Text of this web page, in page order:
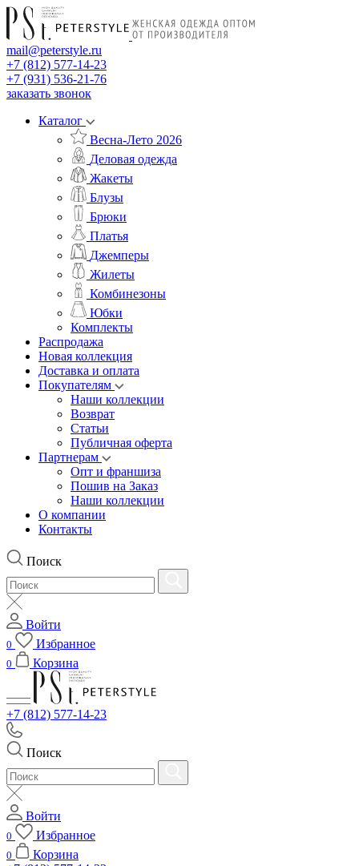
mail@peterstyle.ru
+7 (812) 577-14-23
+7 (931) 536-21-76
заказать звонок
Каталог
Весна-Лето 2026
Деловая одежда
Жакеты
Блузы
Брюки
Платья
Джемперы
Жилеты
Комбинезоны
Юбки
Комплекты
Распродажа
Новая коллекция
Доставка и оплата
Покупателям
Наши коллекции
Возврат
Статьи
Публичная оферта
Партнерам
Опт и франшиза
Пошив на Заказ
Наши коллекции
О компании
Контакты
Поиск
Войти
0 Избранное
0 Корзина
+7 (812) 577-14-23
Поиск
Войти
0 Избранное
0
Корзина